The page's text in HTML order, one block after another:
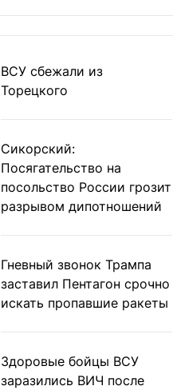
ВСУ сбежали из
Торецкого
Сикорский:
Посягательство на
посольство России грозит
разрывом дипотношений
Гневный звонок Трампа
заставил Пентагон срочно
искать пропавшие ракеты
Здоровые бойцы ВСУ
заразились ВИЧ после